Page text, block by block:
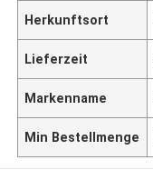
Herkunftsort
Lieferzeit
Markenname
Min Bestellmenge